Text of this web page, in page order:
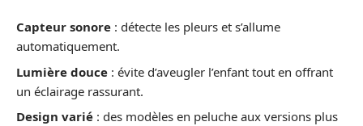
Capteur sonore : détecte les pleurs et s’allume
automatiquement.
Lumière douce : évite d’aveugler l’enfant tout en offrant
un éclairage rassurant.
Design varié : des modèles en peluche aux versions plus